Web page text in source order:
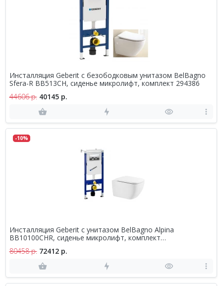
Инсталляция Geberit с безободковым унитазом BelBagno
Sfera-R BB513CH, сиденье микролифт, комплект 294386
44606 р. 40145 р.
-10%
Инсталляция Geberit с унитазом BelBagno Alpina
BB10100CHR, сиденье микролифт, комплект
80458 р. 72412 р.